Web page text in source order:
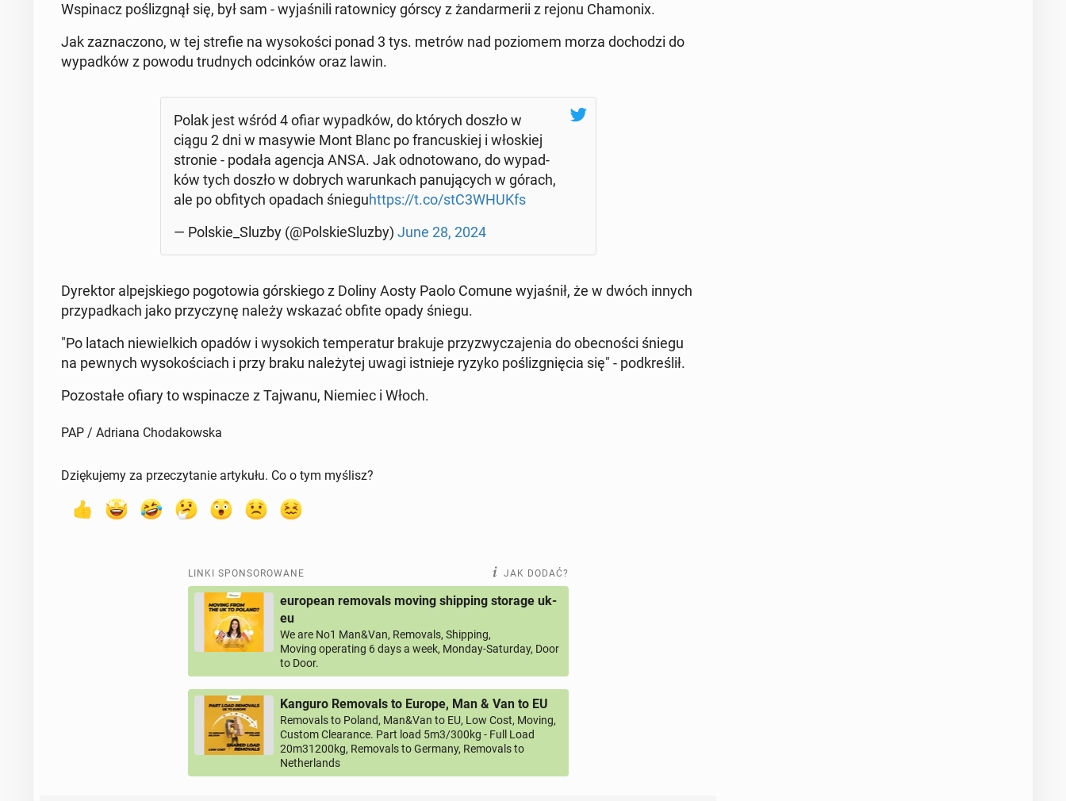
Wspi­nacz po­śli­zgnął się, był sam - wy­ja­śni­li ra­tow­ni­cy górscy z żan­dar­me­rii z rejonu Cha­mo­nix.
Jak za­zna­czo­no, w tej strefie na wy­so­ko­ści ponad 3 tys. metrów nad po­zio­mem morza do­cho­dzi do
wy­pad­ków z powodu trud­nych od­cin­ków oraz lawin.
Polak jest wśród 4 ofiar wy­pad­ków, do których doszło w
ciągu 2 dni w masywie Mont Blanc po fran­cu­skiej i wło­skiej
stronie - podała agencja ANSA. Jak od­no­to­wa­no, do wy­pad­
ków tych doszło w dobrych wa­run­kach pa­nu­ją­cych w górach,
ale po ob­fi­tych opadach śnieguhttps://t.co/stC3WHUKfs
— Polskie_Sluzby (@Pol­skie­Slu­zby) June 28, 2024
Dy­rek­tor al­pej­skie­go po­go­to­wia gór­skie­go z Doliny Aosty Paolo Comune wy­ja­śnił, że w dwóch innych
przy­pad­kach jako przy­czy­nę należy wskazać obfite opady śniegu.
"Po latach nie­wiel­kich opadów i wy­so­kich tem­pe­ra­tur brakuje przy­zwy­cza­je­nia do obec­no­ści śniegu
na pewnych wy­so­ko­ściach i przy braku na­le­ży­tej uwagi ist­nie­je ryzyko po­śli­zgnię­cia się" - pod­kre­ślił.
Po­zo­sta­łe ofiary to wspi­na­cze z Tajwanu, Niemiec i Włoch.
PAP / Adriana Chodakowska
Dziękujemy za przeczytanie artykułu. Co o tym myślisz?
LINKI SPONSOROWANE JAK DODAĆ?
european removals moving shipping storage uk-
eu
We are No1 Man&Van, Removals, Shipping,
Moving operating 6 days a week, Monday-Saturday, Door
to Door.
Kanguro Removals to Europe, Man & Van to EU
Removals to Poland, Man&Van to EU, Low Cost, Moving,
Custom Clearance. Part load 5m3/300kg - Full Load
20m31200kg, Removals to Germany, Removals to
Netherlands